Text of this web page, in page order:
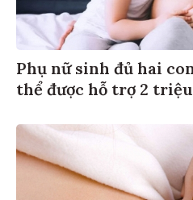
Phụ nữ sinh đủ hai
thể được hỗ trợ 2